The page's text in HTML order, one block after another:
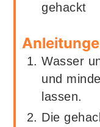
gehackt
Wasser
und
lassen.
Die